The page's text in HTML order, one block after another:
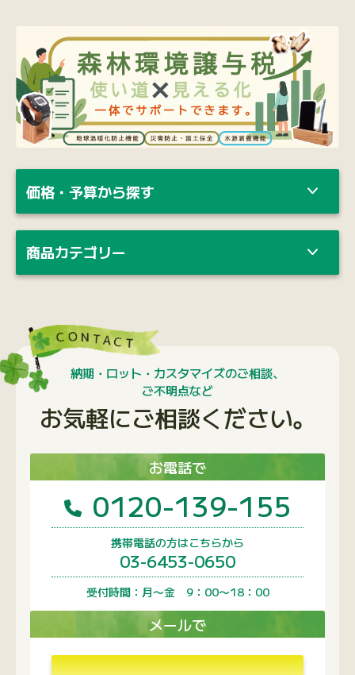
商品カテゴリー
納期・ロット・カスタマイズのご相談、
ご不明点など
お気軽にご相談ください。
携帯電話の方はこちらから
03-6453-0650
受付時間：月〜金 9：00〜18：00
メールで
問い合わせフォームへ
1営業日以内に回答いたします
よく閲覧されているページ
FSC認証商品について